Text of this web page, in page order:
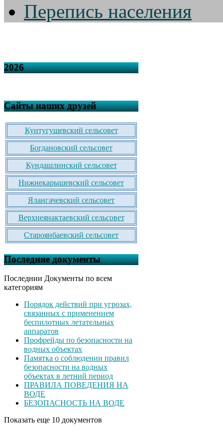
Перепись населения
2026
Сайты наших друзей
Кунтугушевский сельсовет
Богдановский сельсовет
Кундашлинский сельсовет
Нижнекарышевский сельсовет
Ялангачевский сельсовет
Верхнеянактаевский сельсовет
Староянбаевский сельсовет
Последние документы
Последнии Документы по всем
категориям
Порядок действий при угрозах,
связанных с применением
беспилотных летательных
аппаратов
Профрейды по безопасности на
водных объектах
Памятка о соблюдении правил
безопасности на водных
объектах в летний период
ПРАВИЛА ПОВЕДЕНИЯ НА
ВОДЕ
БЕЗОПАСНОСТЬ НА ВОДЕ
Показать еще 10 документов